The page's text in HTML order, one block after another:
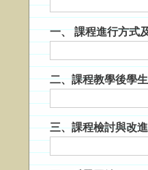
一、 課程進行方式
二、課程教學後學
三、課程檢討與改